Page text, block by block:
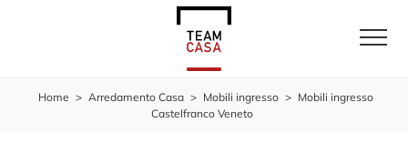
Home > Arredamento Casa > Mobili ingresso > Mobili ingresso
Castelfranco Veneto